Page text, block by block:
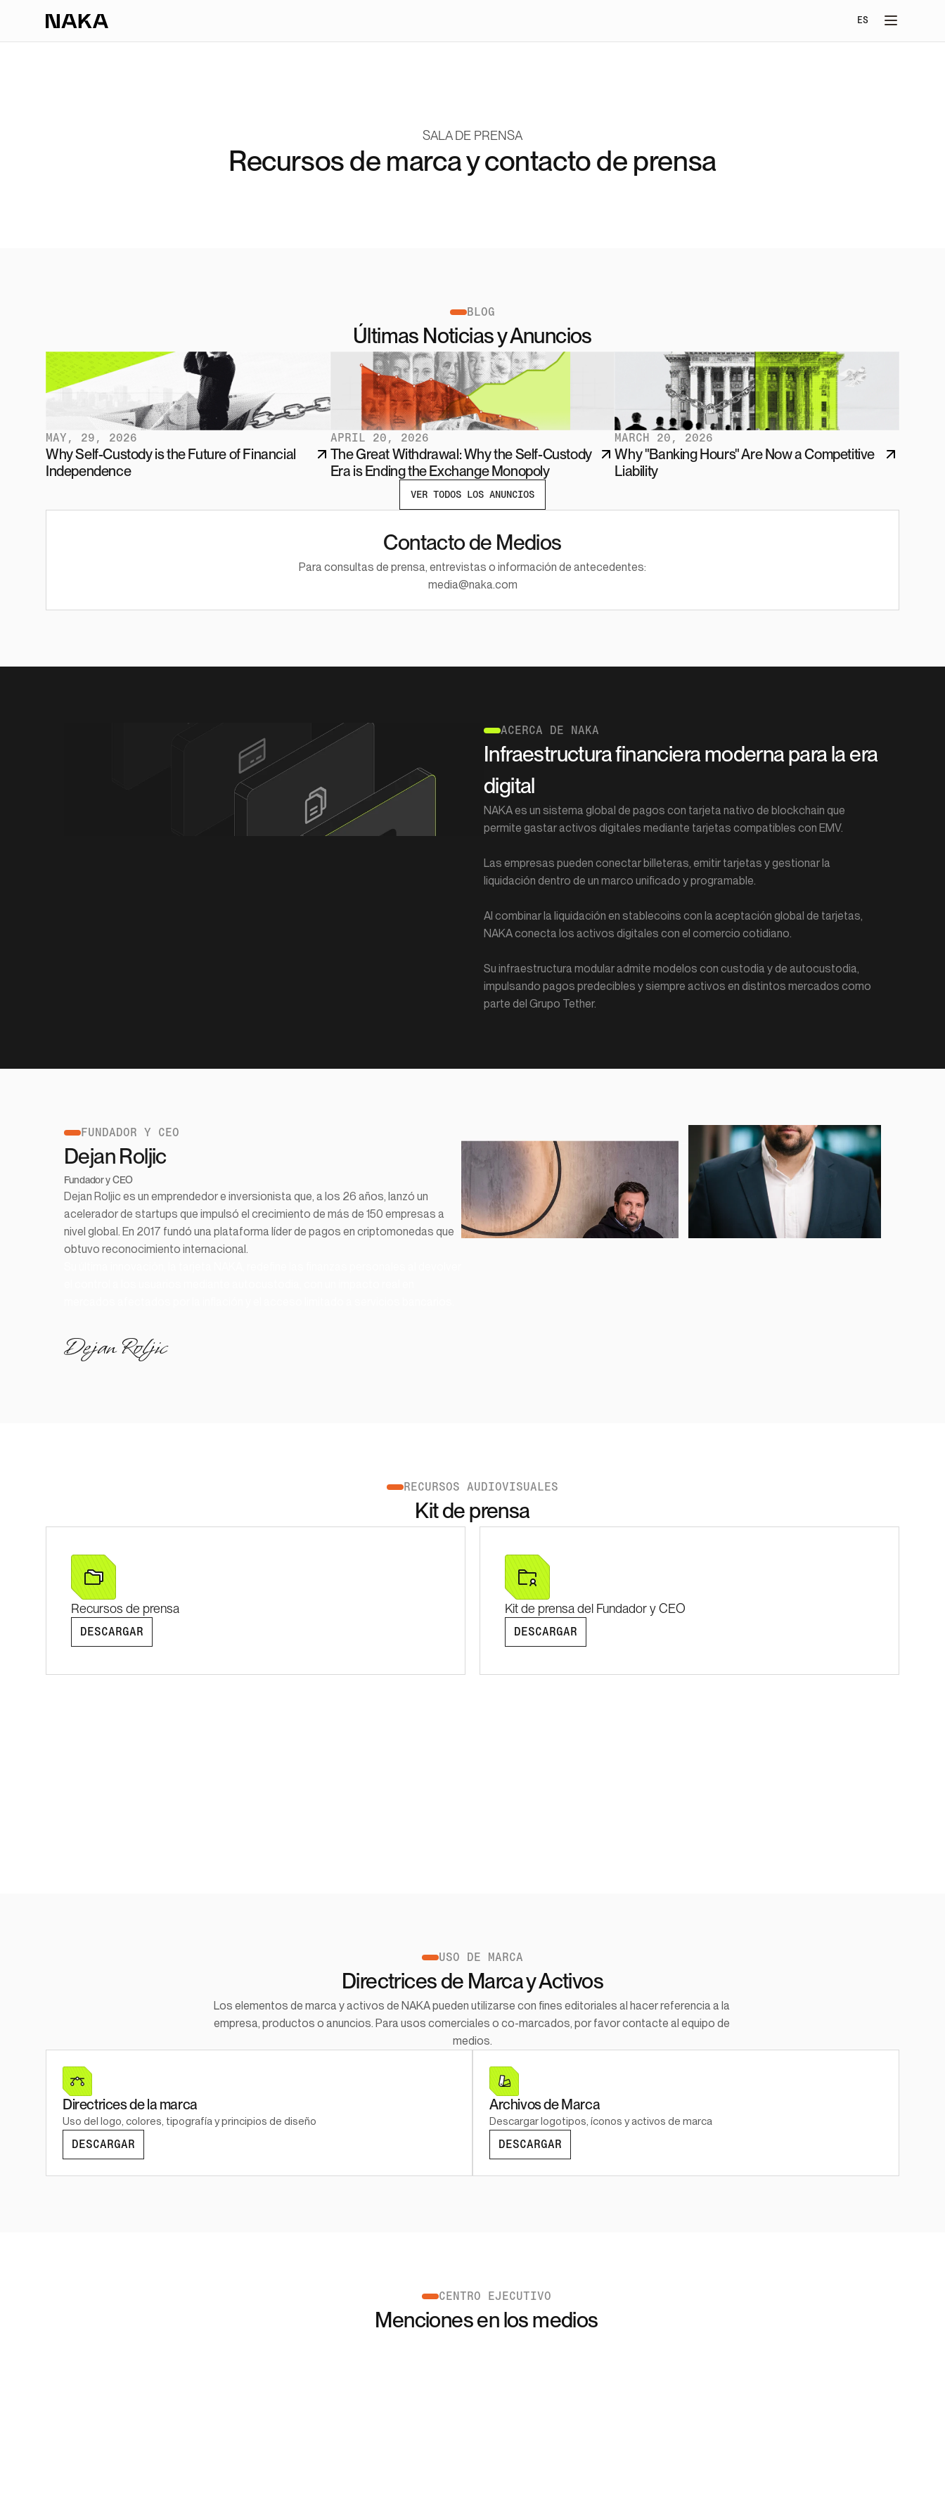
Select Language
ES
SALA DE PRENSA
Recursos de marca y contacto de prensa
BLOG
Últimas Noticias y Anuncios
MAY, 29, 2026
Why Self-Custody is the Future of Financial
Independence
APRIL 20, 2026
The Great Withdrawal: Why the Self-Custody
Era is Ending the Exchange Monopoly
MARCH 20, 2026
Why "Banking Hours" Are Now a Competitive
Liability
VER TODOS LOS ANUNCIOS
Contacto de Medios
Para consultas de prensa, entrevistas o información de antecedentes:
media@naka.com
ACERCA DE NAKA
Infraestructura financiera moderna para la era
digital
NAKA es un sistema global de pagos con tarjeta nativo de blockchain que
permite gastar activos digitales mediante tarjetas compatibles con EMV.
Las empresas pueden conectar billeteras, emitir tarjetas y gestionar la
liquidación dentro de un marco unificado y programable.
Al combinar la liquidación en stablecoins con la aceptación global de tarjetas,
NAKA conecta los activos digitales con el comercio cotidiano.
Su infraestructura modular admite modelos con custodia y de autocustodia,
impulsando pagos predecibles y siempre activos en distintos mercados como
parte del Grupo Tether.
FUNDADOR Y CEO
Dejan Roljic
Fundador y CEO
Dejan Roljic es un emprendedor e inversionista que, a los 26 años, lanzó un
acelerador de startups que impulsó el crecimiento de más de 150 empresas a
nivel global. En 2017 fundó una plataforma líder de pagos en criptomonedas que
obtuvo reconocimiento internacional.
Dejan Roljic
RECURSOS AUDIOVISUALES
Kit de prensa
Recursos de prensa
DESCARGAR
Kit de prensa del Fundador y CEO
DESCARGAR
USO DE MARCA
Directrices de Marca y Activos
Los elementos de marca y activos de NAKA pueden utilizarse con fines editoriales al hacer referencia a la
empresa, productos o anuncios. Para usos comerciales o co-marcados, por favor contacte al equipo de
medios.
Directrices de la marca
Uso del logo, colores, tipografía y principios de diseño
DESCARGAR
Archivos de Marca
Descargar logotipos, íconos y activos de marca
DESCARGAR
CENTRO EJECUTIVO
Menciones en los medios